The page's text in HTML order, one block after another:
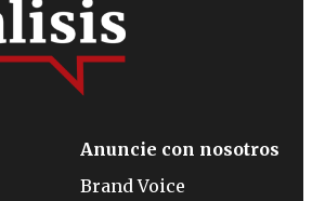
Anuncie con nosotros
Brand Voice